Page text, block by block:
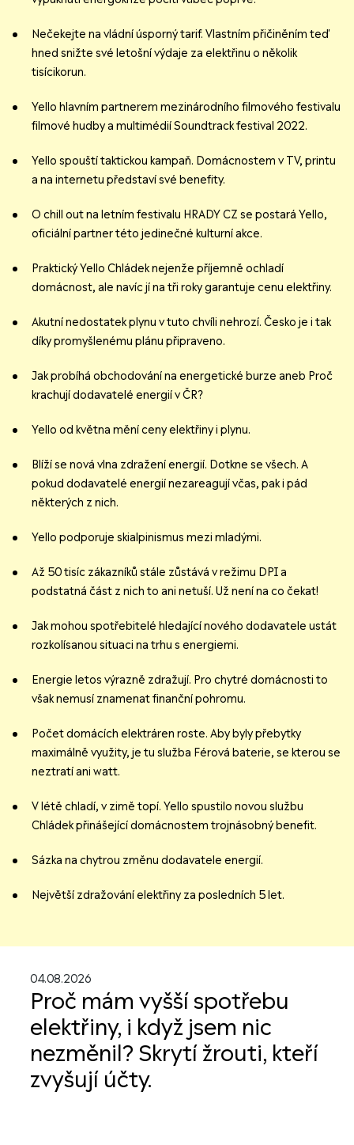
Nečekejte na vládní úsporný tarif. Vlastním přičiněním teď
hned snižte své letošní výdaje za elektřinu o několik
tisícikorun.
Yello hlavním partnerem mezinárodního filmového festivalu
filmové hudby a multimédií Soundtrack festival 2022.
Yello spouští taktickou kampaň. Domácnostem v TV, printu
a na internetu představí své benefity.
O chill out na letním festivalu HRADY CZ se postará Yello,
oficiální partner této jedinečné kulturní akce.
Praktický Yello Chládek nejenže příjemně ochladí
domácnost, ale navíc jí na tři roky garantuje cenu elektřiny.
Akutní nedostatek plynu v tuto chvíli nehrozí. Česko je i tak
díky promyšlenému plánu připraveno.
Jak probíhá obchodování na energetické burze aneb Proč
krachují dodavatelé energií v ČR?
Yello od května mění ceny elektřiny i plynu.
Blíží se nová vlna zdražení energií. Dotkne se všech. A
pokud dodavatelé energií nezareagují včas, pak i pád
některých z nich.
Yello podporuje skialpinismus mezi mladými.
Až 50 tisíc zákazníků stále zůstává v režimu DPI a
podstatná část z nich to ani netuší. Už není na co čekat!
Jak mohou spotřebitelé hledající nového dodavatele ustát
rozkolísanou situaci na trhu s energiemi.
Energie letos výrazně zdražují. Pro chytré domácnosti to
však nemusí znamenat finanční pohromu.
Počet domácích elektráren roste. Aby byly přebytky
maximálně využity, je tu služba Férová baterie, se kterou se
neztratí ani watt.
V létě chladí, v zimě topí. Yello spustilo novou službu
Chládek přinášející domácnostem trojnásobný benefit.
Sázka na chytrou změnu dodavatele energií.
Největší zdražování elektřiny za posledních 5 let.
04.08.2026
Proč mám vyšší spotřebu
elektřiny, i když jsem nic
nezměnil? Skrytí žrouti, kteří
zvyšují účty.